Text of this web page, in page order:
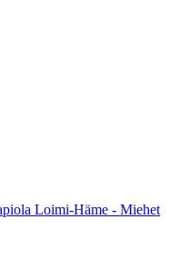
Loimi-Häme - Miehet